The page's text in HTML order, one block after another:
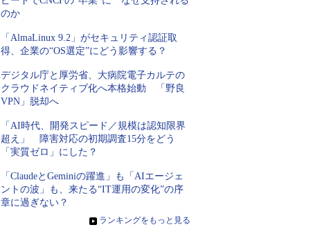
のか
「AlmaLinux 9.2」がセキュリティ認証取
得、企業の“OS選定”にどう影響する？
デジタル庁と厚労省、大病院電子カルテの
クラウドネイティブ化へ本格始動 「野良
VPN」脱却へ
「AI時代、開発スピード／規模は認知限界
超え」 障害対応の初期調査15分をどう
「実質ゼロ」にした？
「ClaudeとGeminiの躍進」も「AIエージェ
ントの波」も、来たる“IT運用の変化”の序
章に過ぎない？
» ランキングをもっと見る